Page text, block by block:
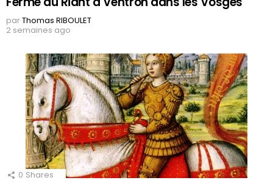
parThomas RIBOULET
2 semaines ago
0 Shares